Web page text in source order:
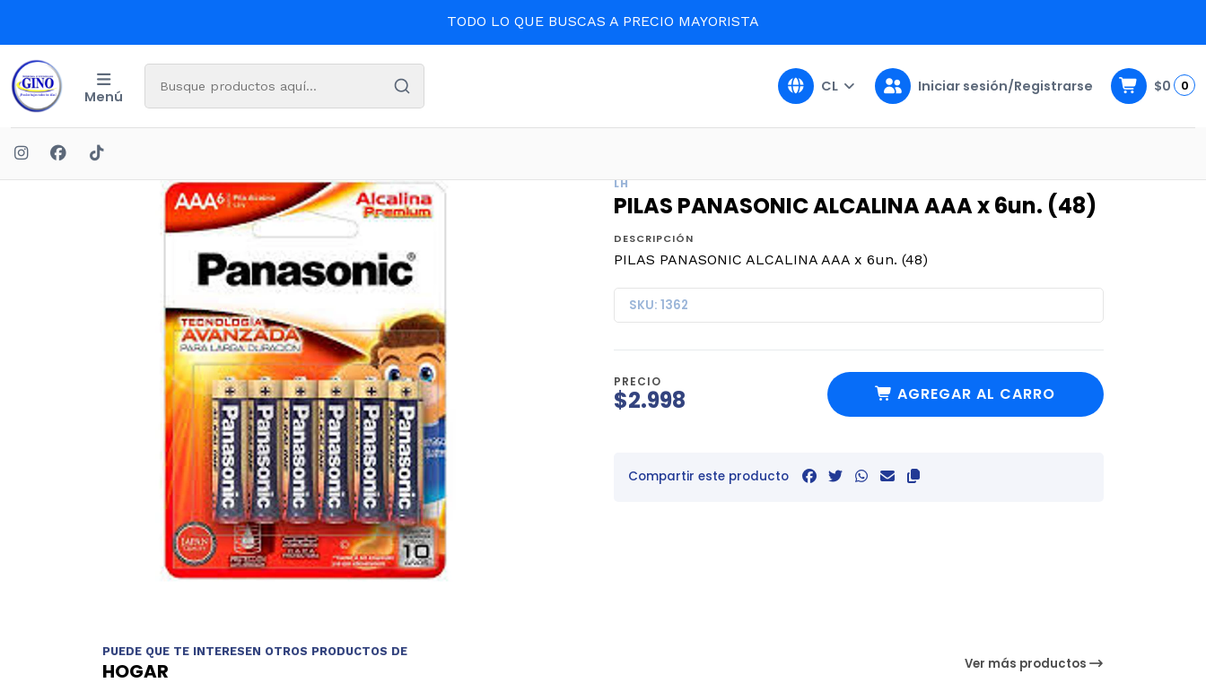
TODO LO QUE BUSCAS A PRECIO MAYORISTA
Menú
CL Iniciar sesión/Registrarse $0 0
LH
PILAS PANASONIC ALCALINA AAA x 6un. (48)
DESCRIPCIÓN
PILAS PANASONIC ALCALINA AAA x 6un. (48)
SKU: 1362
PRECIO
$2.998 AGREGAR AL CARRO
Compartir este producto
PUEDE QUE TE INTERESEN OTROS PRODUCTOS DE
HOGAR Ver más productos